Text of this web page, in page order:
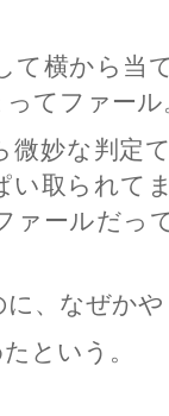
て横から当
てファール
微妙な判定
い取られて
ァールだっ
に、なぜか
という。